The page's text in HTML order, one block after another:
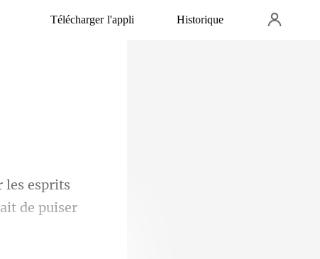
Télécharger l'appli Historique